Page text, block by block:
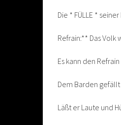
Die * FÜLLE *
Refrain:** Das Volk
Es kann den
Dem Barden
Läßt er Laute und